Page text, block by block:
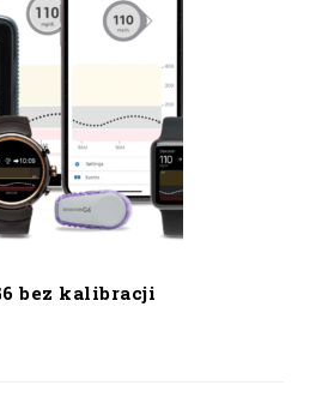
bez kalibracji